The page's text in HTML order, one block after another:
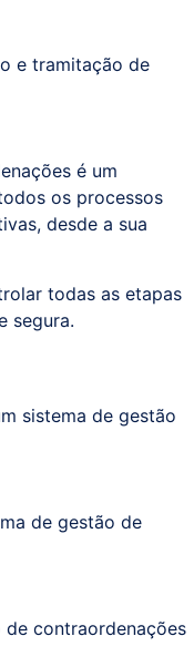
e tramitação de
é um
os processos
desde a sua
todas as etapas
segura.
sistema de gestão
de gestão de
contraordenações